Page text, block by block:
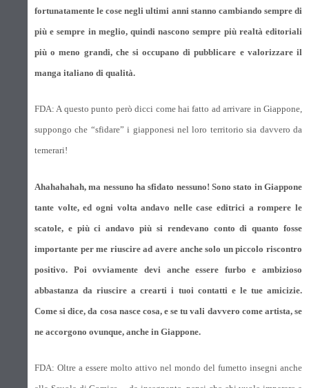
fortunatamente le cose negli ultimi anni stanno cambiando sempre di
più e sempre in meglio, quindi nascono sempre più realtà editoriali
più o meno grandi, che si occupano di pubblicare e valorizzare il
manga italiano di qualità.
FDA: A questo punto però dicci come hai fatto ad arrivare in Giappone,
suppongo che “sfidare” i giapponesi nel loro territorio sia davvero da
temerari!
Ahahahahah, ma nessuno ha sfidato nessuno! Sono stato in Giappone
tante volte, ed ogni volta andavo nelle case editrici a rompere le
scatole, e più ci andavo più si rendevano conto di quanto fosse
importante per me riuscire ad avere anche solo un piccolo riscontro
positivo. Poi ovviamente devi anche essere furbo e ambizioso
abbastanza da riuscire a crearti i tuoi contatti e le tue amicizie.
Come si dice, da cosa nasce cosa, e se tu vali davvero come artista, se
ne accorgono ovunque, anche in Giappone.
FDA: Oltre a essere molto attivo nel mondo del fumetto insegni anche